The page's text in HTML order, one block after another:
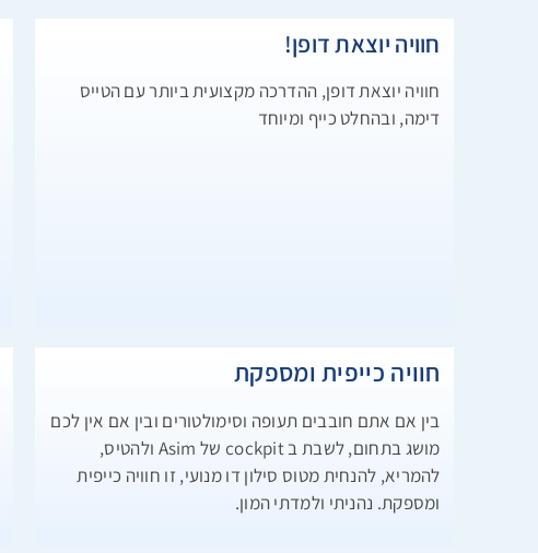
חוויה יוצאת דופן!
חוויה יוצאת דופן, ההדרכה מקצועית ביותר עם הטייס
דימה, ובהחלט כייף ומיוחד
חוויה כייפית ומספקת
בין אם אתם חובבים תעופה וסימולטורים ובין אם אין לכם
מושג בתחום, לשבת ב cockpit של Asim ולהטיס,
להמריא, להנחית מטוס סילון דו מנועי, זו חוויה כייפית
ומספקת. נהניתי ולמדתי המון.